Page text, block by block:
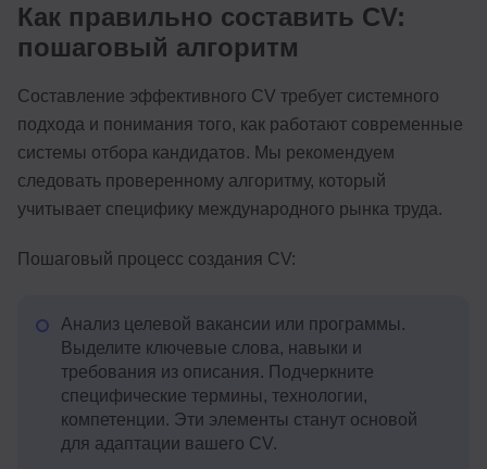
Как правильно составить CV:
пошаговый алгоритм
Составление эффективного CV требует системного
подхода и понимания того, как работают современные
системы отбора кандидатов. Мы рекомендуем
следовать проверенному алгоритму, который
учитывает специфику международного рынка труда.
Пошаговый процесс создания CV:
Анализ целевой вакансии или программы.
Выделите ключевые слова, навыки и
требования из описания. Подчеркните
специфические термины, технологии,
компетенции. Эти элементы станут основой
для адаптации вашего CV.